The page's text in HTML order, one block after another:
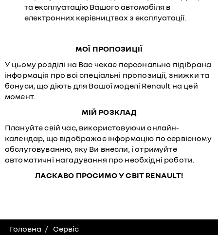
та експлуатацію Вашого автомобіля в
електронних керівництвах з експлуатації.
МОЇ ПРОПОЗИЦІЇ
У цьому розділі на Вас чекає персонально підібрана
інформація про всі спеціальні пропозиції, знижки та
бонуси, що діють для Вашої моделі Renault на цей
момент.
МІЙ РОЗКЛАД
Плануйте свій час, використовуючи онлайн-
календар, що відображає інформацію по сервісному
обслуговуванню, яку Ви внесли, і отримуйте
автоматичні нагадування про необхідні роботи.
ЛАСКАВО ПРОСИМО У СВІТ RENAULT!
Головна Сервіс